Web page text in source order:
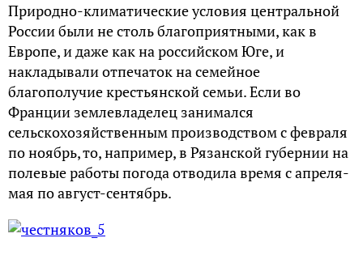
Природно-климатические условия центральной
России были не столь благоприятными, как в
Европе, и даже как на российском Юге, и
накладывали отпечаток на семейное
благополучие крестьянской семьи. Если во
Франции землевладелец занимался
сельскохозяйственным производством с февраля
по ноябрь, то, например, в Рязанской губернии на
полевые работы погода отводила время с апреля-
мая по август-сентябрь.